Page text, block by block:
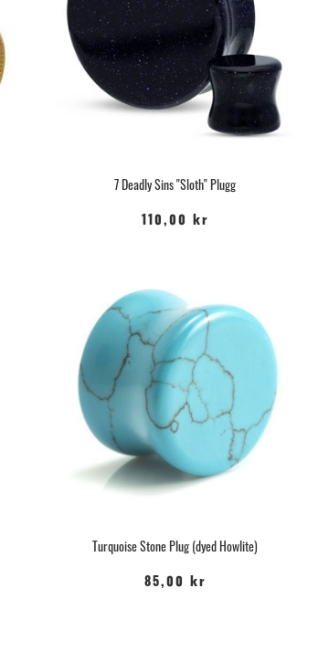
7 Deadly Sins "Sloth" Plugg
110,00 kr
Turquoise Stone Plug (dyed Howlite)
85,00 kr